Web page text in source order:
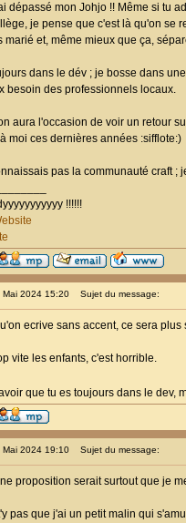
dépassé mon Johjo !! Même si tu
je pense que c'est là qu'on se
marié et, même mieux que ça,
dans le dév ; je bosse dans
besoin des professionnels locaux.
aura l'occasion de voir un retour
moi ces dernières années :sifflote:)
pas la communauté craft
!!!!!!
Mai 2024 15:20 Sujet du message:
ecrive sans accent, ce sera plus
vite les enfants, c'est horrible.
que tu es toujours dans le dev,
Mai 2024 19:10 Sujet du message:
proposition serait surtout que je
pas que j'ai un petit malin qui